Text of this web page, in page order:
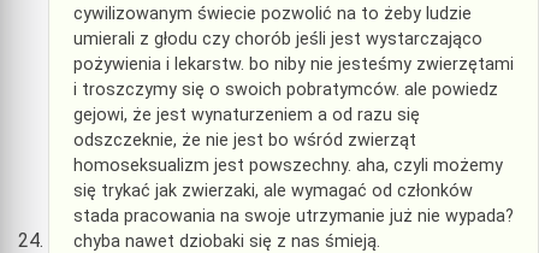
cywilizowanym świecie pozwolić na to żeby ludzie
umierali z głodu czy chorób jeśli jest wystarczająco
pożywienia i lekarstw. bo niby nie jesteśmy zwierzętami
i troszczymy się o swoich pobratymców. ale powiedz
gejowi, że jest wynaturzeniem a od razu się
odszczeknie, że nie jest bo wśród zwierząt
homoseksualizm jest powszechny. aha, czyli możemy
się trykać jak zwierzaki, ale wymagać od członków
stada pracowania na swoje utrzymanie już nie wypada?
chyba nawet dziobaki się z nas śmieją.